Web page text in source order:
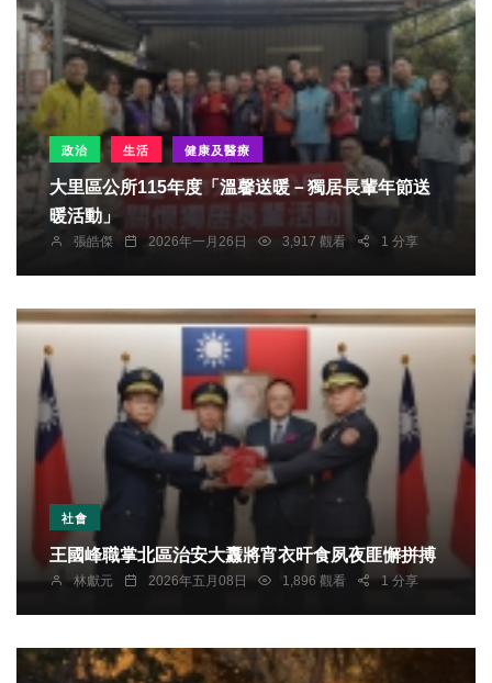
政治 生活 健康及醫療
大里區公所115年度「溫馨送暖－獨居長輩年節送
暖活動」
張皓傑 2026年一月26日 3,917 觀看 1 分享
社會
王國峰職掌北區治安大纛將宵衣旰食夙夜匪懈拼搏
林獻元 2026年五月08日 1,896 觀看 1 分享